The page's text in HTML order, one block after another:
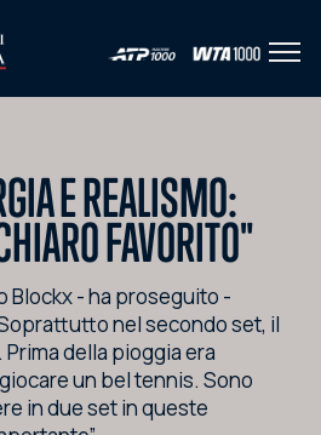
Apri
E REALISMO:
FAVORITO"
Blockx - ha proseguito -
nel secondo set, il
della pioggia era
un bel tennis. Sono
in due set in queste